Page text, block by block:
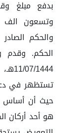
وتسعون الف
والحكم
الحكم.
11/
تستظهر في
حيث أن أساس
هو أحد أركان